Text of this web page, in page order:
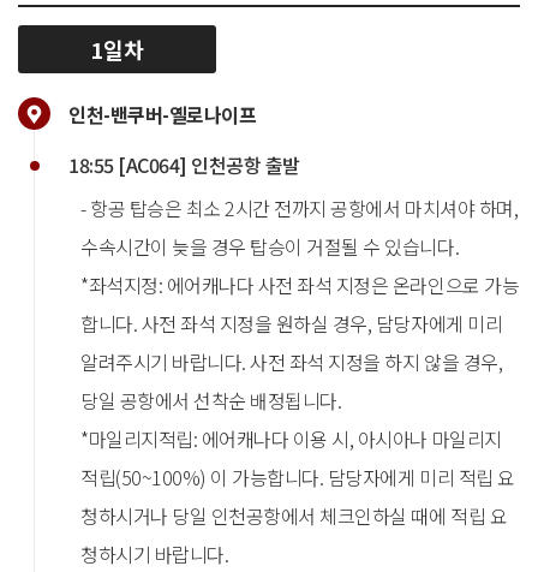
1일차
인천-밴쿠버-옐로나이프
18:55 [AC064] 인천공항 출발
- 항공 탑승은 최소 2시간 전까지 공항에서 마치셔야 하며,
수속시간이 늦을 경우 탑승이 거절될 수 있습니다.
*좌석지정: 에어캐나다 사전 좌석 지정은 온라인으로 가능
합니다. 사전 좌석 지정을 원하실 경우, 담당자에게 미리
알려주시기 바랍니다. 사전 좌석 지정을 하지 않을 경우,
당일 공항에서 선착순 배정됩니다.
*마일리지적립: 에어캐나다 이용 시, 아시아나 마일리지
적립(50~100%) 이 가능합니다. 담당자에게 미리 적립 요
청하시거나 당일 인천공항에서 체크인하실 때에 적립 요
청하시기 바랍니다.